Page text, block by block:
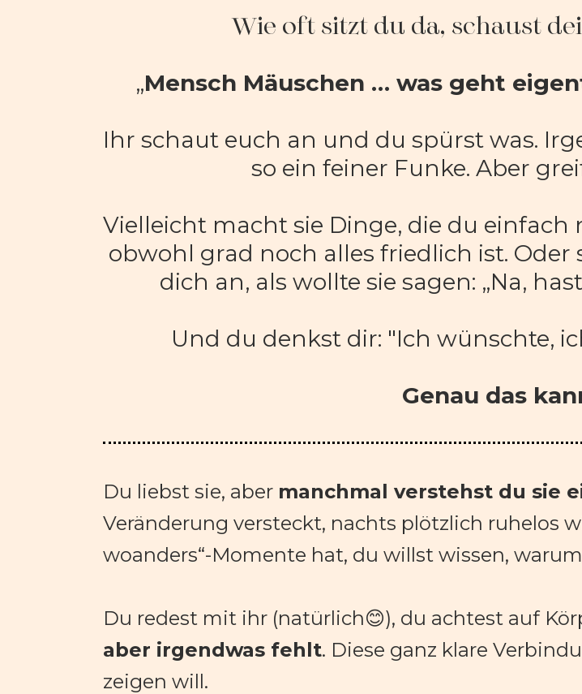
Wie oft sitzt du da, schaust
„Mensch Mäuschen … was geht
Ihr schaut euch an und du spürst was.
so ein feiner Funke. Aber
Vielleicht macht sie Dinge, die du einfach
obwohl grad noch alles friedlich ist.
dich an, als wollte sie sagen: „Na,
Und du denkst dir: "Ich wünschte,
Genau das
Du liebst sie, aber manchmal verstehst du sie
Veränderung versteckt, nachts plötzlich ruhelos
woanders“-Momente hat, du willst wissen,
aber irgendwas fehlt. Diese ganz klare
zeigen will.